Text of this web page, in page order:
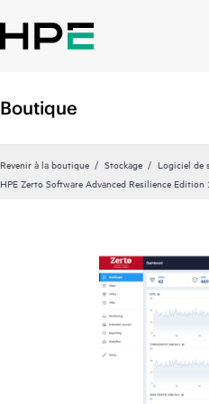
Boutique
Revenir à la boutique Stockage Logiciel de
HPE Zerto Software Advanced Resilience